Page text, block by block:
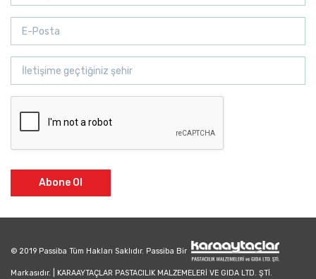
Abone Ol
© 2019 Passiba Tüm Hakları Saklıdır. Passiba Bir
Markasıdır. | KARAAYTAÇLAR PASTACILIK MALZEMELERİ VE GIDA LTD. ŞTİ.